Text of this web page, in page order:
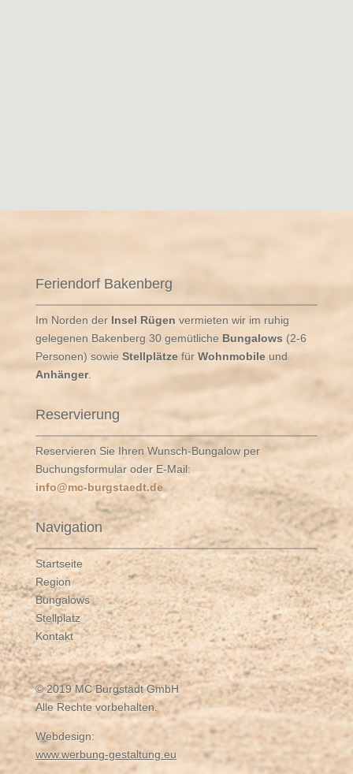
Feriendorf Bakenberg
Im Norden derInsel Rügen vermieten wir im ruhig
gelegenen Bakenberg 30 gemütliche Bungalows (2-6
Personen) sowie Stellplätzefür Wohnmobileund
Anhänger.
Reservierung
Reservieren Sie Ihren Wunsch-Bungalow per
Buchungsformular oder E-Mail:
info@mc-burgstaedt.de
Navigation
Startseite
Region
Bungalows
Stellplatz
Kontakt
© 2019 MC Burgstädt GmbH
Alle Rechte vorbehalten.
Webdesign:
www.werbung-gestaltung.eu